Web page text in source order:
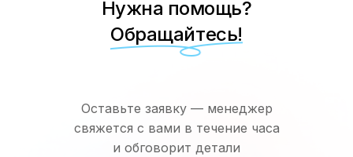
Нужна помощь?
Обращайтесь!
Оставьте заявку — менеджер
свяжется с вами в течение часа
и обговорит детали